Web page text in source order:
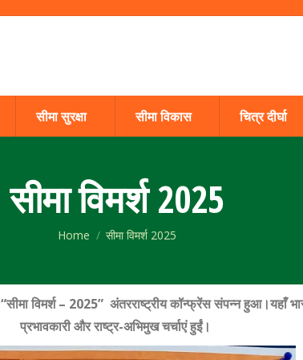
सीमा सुरक्षा सीमा विकास चित्र दीर्घा
सीमा विमर्श 2025
You are here:
Home सीमा विमर्श 2025
“सीमा विमर्श – 2025” अंतरराष्ट्रीय कॉन्फ्रेंस संपन्न हुआ।यहाँ
प्रभावकारी और राष्ट्र-अभिमुख चर्चाएं हुईं।